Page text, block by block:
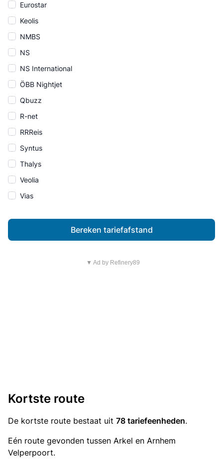
Eurostar
Keolis
NMBS
NS
NS International
ÖBB Nightjet
Qbuzz
R-net
RRReis
Syntus
Thalys
Veolia
Vias
Bereken tariefafstand
▼ Ad by Refinery89
Kortste route
De kortste route bestaat uit 78 tariefeenheden.
Eén route gevonden tussen Arkel en Arnhem
Velperpoort.